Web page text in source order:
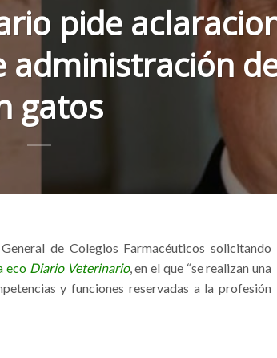
pide
administración
gatos
de Colegios Farmacéuticos solicitando
eco Diario Veterinario, en el que “se realizan una
y funciones reservadas a la profesión